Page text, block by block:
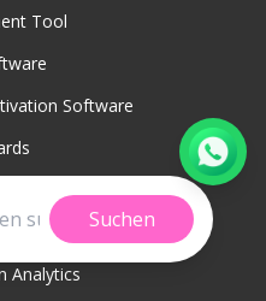
Suchen
Tool
Software
Pools
Analytics